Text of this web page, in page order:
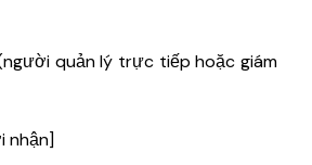
quản lý trực tiếp hoặc giám
nhận]